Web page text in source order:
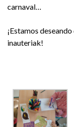
carnaval…
¡Estamos
inauteriak!